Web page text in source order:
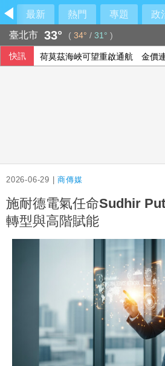
最新 熱門 專題 政
臺北市 33° ( 34° / 31° )
快訊 荷莫茲海峽可望重啟通航 金價
2026-06-29 |商傳媒
施耐德電氣任命Sudhir
轉型與高階賦能